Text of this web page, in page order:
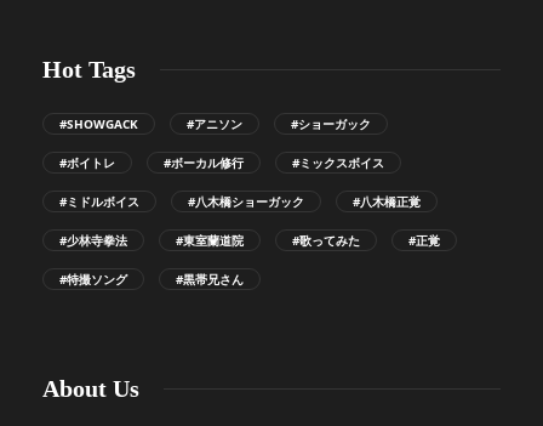
Hot Tags
#SHOWGACK #アニソン #ショーガック
#ボイトレ #ボーカル修行 #ミックスボイス
#ミドルボイス #八木橋ショーガック #八木橋正覚
#少林寺拳法 #東室蘭道院 #歌ってみた #正覚
#特撮ソング #黒帯兄さん
About Us